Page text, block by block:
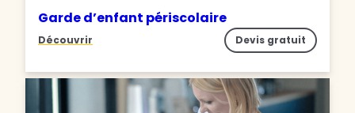
Garde d’enfant périscolaire
Découvrir Devis gratuit